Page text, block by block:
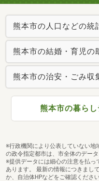
熊本市の人口などの統
熊本市の結婚・育児の
熊本市の治安・ごみ収
熊本市の暮ら
※行政機関により公表していない
の政令指定都市は、市全体のデータ
※提供データには細心の注意を払
あります。 最新の情報につきまし
か、自治体HPなどをご確認ください